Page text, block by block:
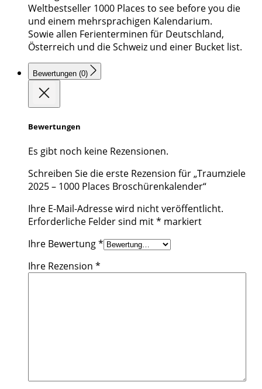
Weltbestseller 1000 Places to see before you die
und einem mehrsprachigen Kalendarium.
Sowie allen Ferienterminen für Deutschland,
Österreich und die Schweiz und einer Bucket list.
Bewertungen (0)
Bewertungen
Es gibt noch keine Rezensionen.
Schreiben Sie die erste Rezension für „Traumziele
2025 – 1000 Places Broschürenkalender“
Ihre E-Mail-Adresse wird nicht veröffentlicht.
Erforderliche Felder sind mit* markiert
Ihre Bewertung*
Ihre Rezension *